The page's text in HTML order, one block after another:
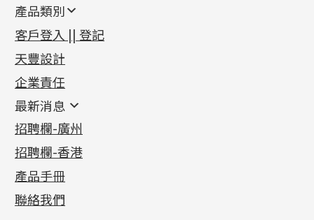
產品類別
新產品
足金系列
足金配件
機織鏈系列
珠仔鏈
镶口链
管狀網鏈
十字車花鏈系列
十字閃O鏈系列
十字錘打鏈系列
側身車花鏈系列
側身鏈系列
首飾配件
耳環類配件
卷迫系列
螺絲迫系列
梅花迫系列
平臺迫系列
綫拍系列
美拍系列
鏈類配件
動感車花吊墜
調節珠系列
生圈扣系列
龍蝦扣系列
鴨俐制系列
其他類配件
珠盤系列
袖口鈕系列
焊片及鐳射綫
空心車花管
珠類配件
無孔光身珠
空心光身珠
無孔批花珠
鑲口類
四爪頭系列
六爪頭系列
車花片
動感車花片
鑲口戒指
鑲口手鏈系列
首飾系列
手镯系列
戒指系列
空心耳環
空心车花管首饰链
空心手鐲系列
貴金屬原料
千足金
記憶金屬系列
記憶戒指
拉簧珠珠手鏈
記憶鈦手鐲
客戶登入 || 登記
天豐設計
企業責任
最新消息
最新消息
各項證書(2)
相片集(9)
展覽會資訊
最新產品資訊
招聘欄-廣州
招聘欄-香港
產品手冊
聯絡我們